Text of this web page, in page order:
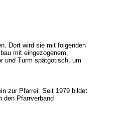
Dort wird sie mit folgenden
mit eingezogenem,
und Turm spätgotisch, um
zur Pfarrei. Seit 1979 bildet
den Pfarrverband